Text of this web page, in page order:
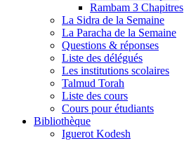
Rambam 3 Chapitres
La Sidra de la Semaine
La Paracha de la Semaine
Questions & réponses
Liste des délégués
Les institutions scolaires
Talmud Torah
Liste des cours
Cours pour étudiants
Bibliothèque
Iguerot Kodesh